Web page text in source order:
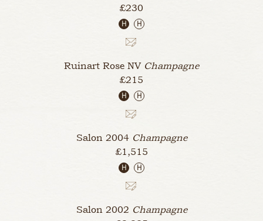
£230
H H
Ruinart Rose NV Champagne
£215
H H
Salon 2004 Champagne
£1,515
H H
Salon 2002 Champagne